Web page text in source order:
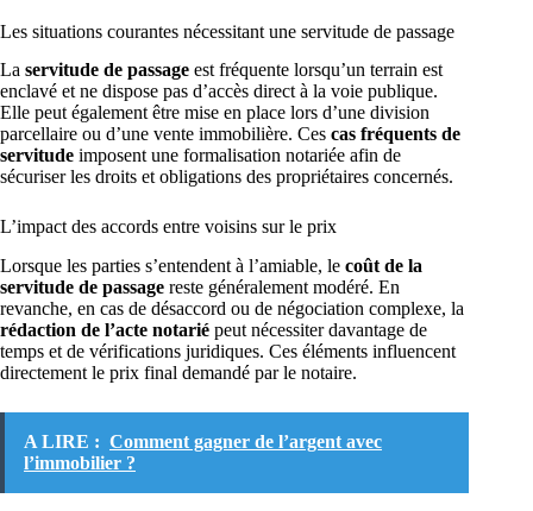
Les situations courantes nécessitant une servitude de passage
La servitude de passage est fréquente lorsqu’un terrain est
enclavé et ne dispose pas d’accès direct à la voie publique.
Elle peut également être mise en place lors d’une division
parcellaire ou d’une vente immobilière. Ces cas fréquents de
servitude imposent une formalisation notariée afin de
sécuriser les droits et obligations des propriétaires concernés.
L’impact des accords entre voisins sur le prix
Lorsque les parties s’entendent à l’amiable, le coût de la
servitude de passage reste généralement modéré. En
revanche, en cas de désaccord ou de négociation complexe, la
rédaction de l’acte notarié peut nécessiter davantage de
temps et de vérifications juridiques. Ces éléments influencent
directement le prix final demandé par le notaire.
A LIRE : Comment gagner de l’argent avec
l’immobilier ?